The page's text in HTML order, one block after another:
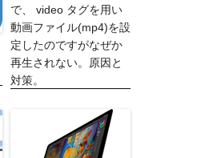
で、 video タグを用い
動画ファイル(mp4)を設
定したのですがなぜか
再生されない。原因と
対策。